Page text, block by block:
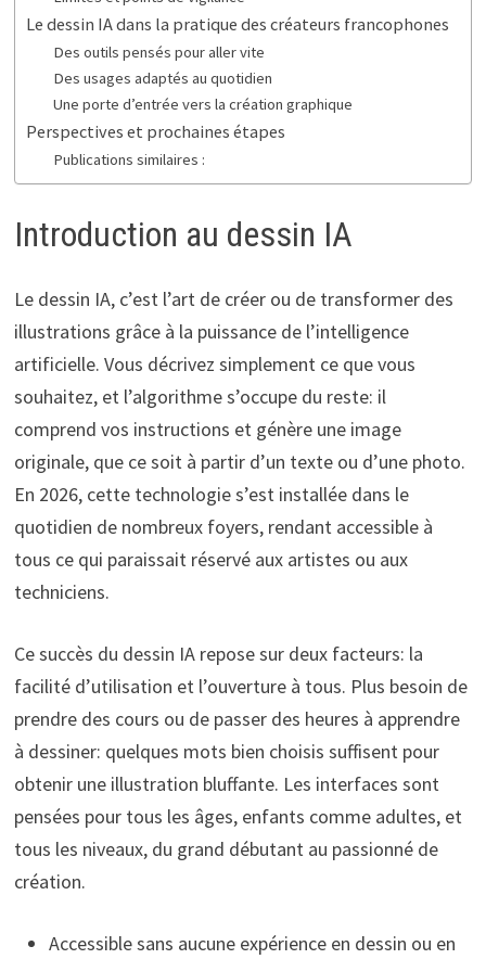
Le dessin IA dans la pratique des créateurs francophones
Des outils pensés pour aller vite
Des usages adaptés au quotidien
Une porte d’entrée vers la création graphique
Perspectives et prochaines étapes
Publications similaires :
Introduction au dessin IA
Le dessin IA, c’est l’art de créer ou de transformer des
illustrations grâce à la puissance de l’intelligence
artificielle. Vous décrivez simplement ce que vous
souhaitez, et l’algorithme s’occupe du reste: il
comprend vos instructions et génère une image
originale, que ce soit à partir d’un texte ou d’une photo.
En 2026, cette technologie s’est installée dans le
quotidien de nombreux foyers, rendant accessible à
tous ce qui paraissait réservé aux artistes ou aux
techniciens.
Ce succès du dessin IA repose sur deux facteurs: la
facilité d’utilisation et l’ouverture à tous. Plus besoin de
prendre des cours ou de passer des heures à apprendre
à dessiner: quelques mots bien choisis suffisent pour
obtenir une illustration bluffante. Les interfaces sont
pensées pour tous les âges, enfants comme adultes, et
tous les niveaux, du grand débutant au passionné de
création.
Accessible sans aucune expérience en dessin ou en